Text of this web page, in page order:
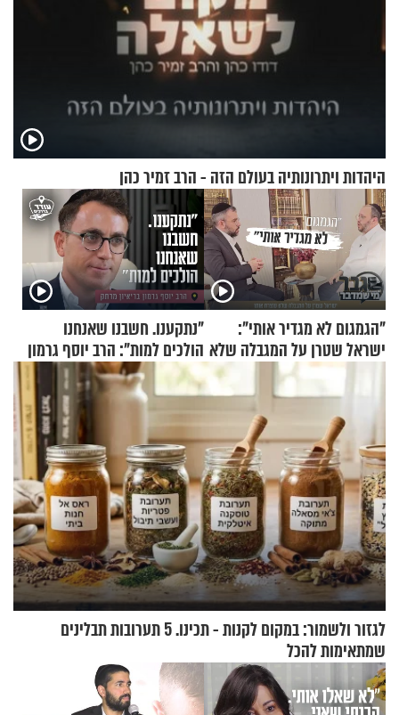
היהדות ויתרונותיה בעולם הזה - הרב זמיר כהן
"הגמגום לא מגדיר אותי":
ישראל שטרן על המגבלה שלא
עוצרת אותו
"נתקענו. חשבנו שאנחנו
הולכים למות": הרב יוסף גרמון
בריאיון מרתק
לגזור ולשמור: במקום לקנות - תכינו. 5 תערובות תבלינים
שמתאימות להכל